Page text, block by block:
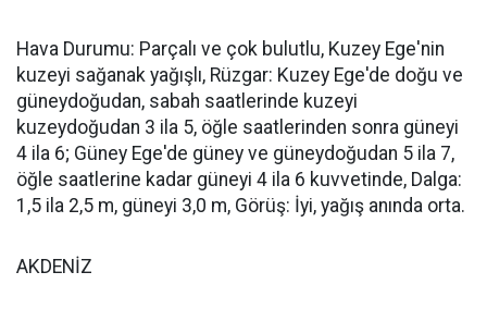
Hava Durumu: Parçalı ve çok bulutlu, Kuzey Ege'nin
kuzeyi sağanak yağışlı, Rüzgar: Kuzey Ege'de doğu ve
güneydoğudan, sabah saatlerinde kuzeyi
kuzeydoğudan 3 ila 5, öğle saatlerinden sonra güneyi
4 ila 6; Güney Ege'de güney ve güneydoğudan 5 ila 7,
öğle saatlerine kadar güneyi 4 ila 6 kuvvetinde, Dalga:
1,5 ila 2,5 m, güneyi 3,0 m, Görüş: İyi, yağış anında orta.
AKDENİZ